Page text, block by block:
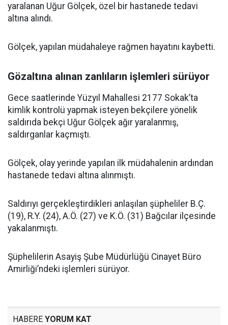
yaralanan Uğur Gölçek, özel bir hastanede tedavi
altına alındı.
Gölçek, yapılan müdahaleye rağmen hayatını kaybetti.
Gözaltına alınan zanlıların işlemleri sürüyor
Gece saatlerinde Yüzyıl Mahallesi 2177 Sokak’ta
kimlik kontrolü yapmak isteyen bekçilere yönelik
saldırıda bekçi Uğur Gölçek ağır yaralanmış,
saldırganlar kaçmıştı.
Gölçek, olay yerinde yapılan ilk müdahalenin ardından
hastanede tedavi altına alınmıştı.
Saldırıyı gerçekleştirdikleri anlaşılan şüpheliler B.Ç.
(19), R.Y. (24), A.Ö. (27) ve K.Ö. (31) Bağcılar ilçesinde
yakalanmıştı.
Şüphelilerin Asayiş Şube Müdürlüğü Cinayet Büro
Amirliği’ndeki işlemleri sürüyor.
HABERE YORUM KAT